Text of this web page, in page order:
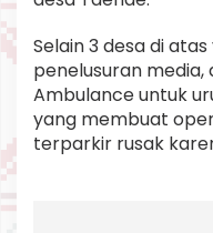
Selain 3 desa di
penelusuran
Ambulance untuk
yang membuat
terparkir rusak